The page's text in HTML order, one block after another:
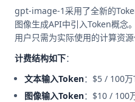
gpt-image-1采用了全新的
图像生成API中引入Token概念
用户只需为实际使用的计算资源
计费结构如下：
文本输入Token：$5 / 100
图像输入Token：$10 / 100